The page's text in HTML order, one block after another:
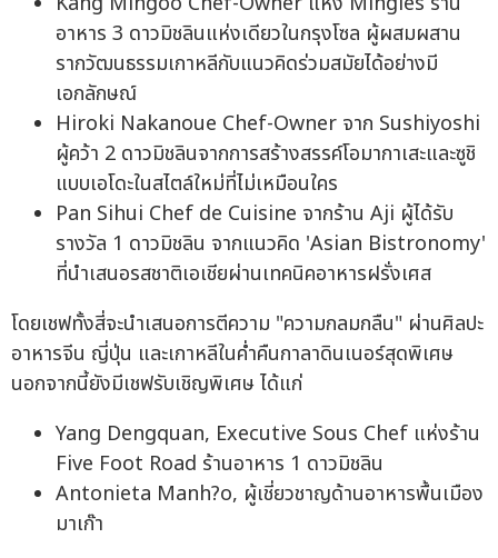
อาหาร 3 ดาวมิชลินแห่งเดียวในกรุงโซล ผู้ผสมผสาน
รากวัฒนธรรมเกาหลีกับแนวคิดร่วมสมัยได้อย่างมี
เอกลักษณ์
Hiroki Nakanoue Chef-Owner จาก Sushiyoshi
ผู้คว้า 2 ดาวมิชลินจากการสร้างสรรค์โอมากาเสะและซูชิ
แบบเอโดะในสไตล์ใหม่ที่ไม่เหมือนใคร
Pan Sihui Chef de Cuisine จากร้าน Aji ผู้ได้รับ
รางวัล 1 ดาวมิชลิน จากแนวคิด 'Asian Bistronomy'
ที่นำเสนอรสชาติเอเชียผ่านเทคนิคอาหารฝรั่งเศส
โดยเชฟทั้งสี่จะนำเสนอการตีความ "ความกลมกลืน" ผ่านศิลปะ
อาหารจีน ญี่ปุ่น และเกาหลีในค่ำคืนกาลาดินเนอร์สุดพิเศษ
นอกจากนี้ยังมีเชฟรับเชิญพิเศษ ได้แก่
Yang Dengquan, Executive Sous Chef แห่งร้าน
Five Foot Road ร้านอาหาร 1 ดาวมิชลิน
Antonieta Manh?o, ผู้เชี่ยวชาญด้านอาหารพื้นเมือง
มาเก๊า